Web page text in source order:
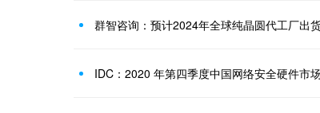
群智咨询：预计2024年全球纯晶圆代工厂出
IDC：2020 年第四季度中国网络安全硬件市